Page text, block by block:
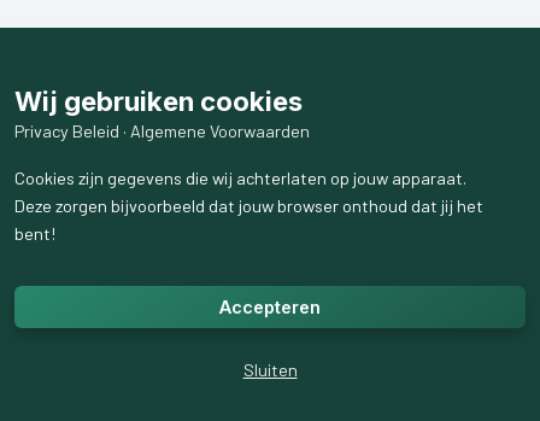
Wij gebruiken cookies
Privacy Beleid · Algemene Voorwaarden
Cookies zijn gegevens die wij achterlaten op jouw apparaat.
Deze zorgen bijvoorbeeld dat jouw browser onthoud dat jij het
bent!
Accepteren
Sluiten